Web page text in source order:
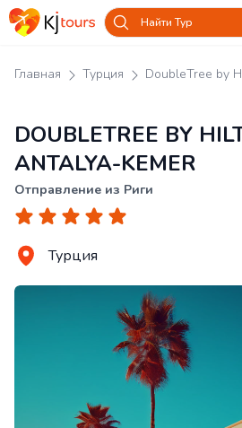
Найти Тур
Главная Турция DoubleTree by
DOUBLETREE BY
ANTALYA-KEMER
Отправление из Риги
Турция